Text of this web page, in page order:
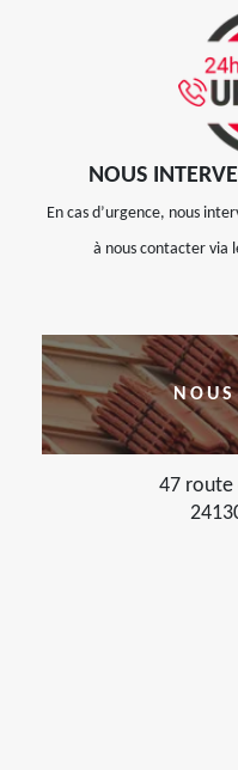
NOUS
En cas d’urgence, nous
à nous contacter via
47 route